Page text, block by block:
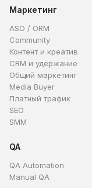
Маркетинг
ASO / ORM
Community
Контент и креатив
CRM и удержание
Общий маркетинг
Media Buyer
Платный трафик
SEO
SMM
QA
QA Automation
Manual QA